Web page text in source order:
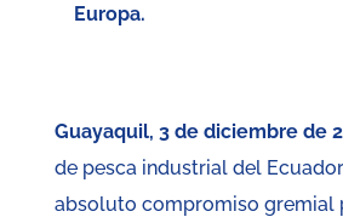
Europa.
Guayaquil, 3 de diciembre de
de pesca industrial del
absoluto compromiso gremial